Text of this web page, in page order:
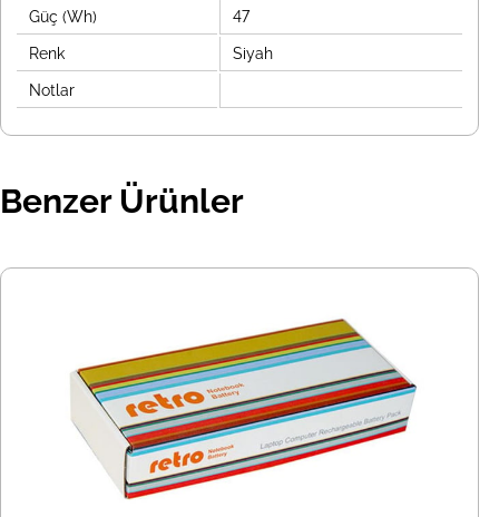
Güç (Wh) 47
Renk Siyah
Notlar
Benzer Ürünler